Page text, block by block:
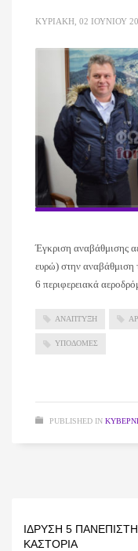
ΚΥΡΙΑΚΉ, 02 ΙΟΥΝΊΟΥ
Έγκριση αναβάθμισης
ευρώ) στην αναβάθμιση
6 περιφερειακά
ΑΝΑΠΤΥΞΗ
ΥΠΟΔΟΜΕΣ
PUBLISHED IN
ΊΔΡΥΣΗ 5
ΚΑΣΤΟΡΙΆ